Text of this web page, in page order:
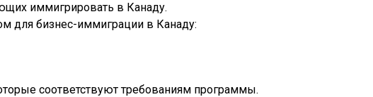
иммигрировать в Канаду.
для бизнес-иммиграции в Канаду:
соответствуют требованиям программы.